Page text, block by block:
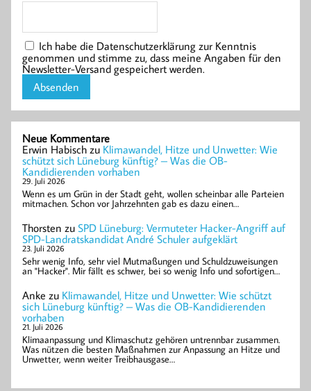
Ich habe die Datenschutzerklärung zur Kenntnis
genommen und stimme zu, dass meine Angaben für den
Newsletter-Versand gespeichert werden.
Neue Kommentare
Erwin Habisch zu Klimawandel, Hitze und Unwetter: Wie
schützt sich Lüneburg künftig? – Was die OB-
Kandidierenden vorhaben
29. Juli 2026
Wenn es um Grün in der Stadt geht, wollen scheinbar alle Parteien
mitmachen. Schon vor Jahrzehnten gab es dazu einen…
Thorsten zu SPD Lüneburg: Vermuteter Hacker-Angriff auf
SPD-Landratskandidat André Schuler aufgeklärt
23. Juli 2026
Sehr wenig Info, sehr viel Mutmaßungen und Schuldzuweisungen
an "Hacker". Mir fällt es schwer, bei so wenig Info und sofortigen…
Anke zu Klimawandel, Hitze und Unwetter: Wie schützt
sich Lüneburg künftig? – Was die OB-Kandidierenden
vorhaben
21. Juli 2026
Klimaanpassung und Klimaschutz gehören untrennbar zusammen.
Was nützen die besten Maßnahmen zur Anpassung an Hitze und
Unwetter, wenn weiter Treibhausgase…